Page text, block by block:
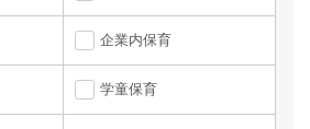
企業内保育
学童保育